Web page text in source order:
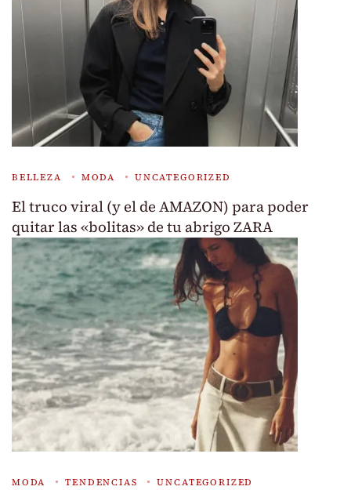
BELLEZA MODA UNCATEGORIZED
El truco viral (y el de AMAZON) para poder
quitar las «bolitas» de tu abrigo ZARA
MODA TENDENCIAS UNCATEGORIZED